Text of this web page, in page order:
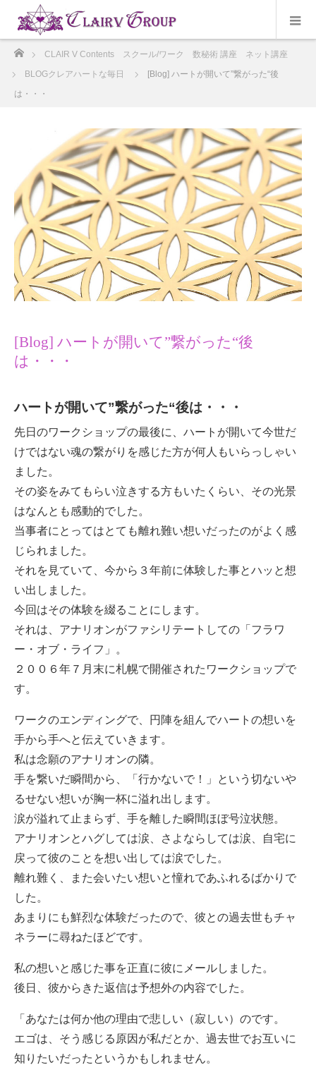
ホーム
CLAIR V Contents スクール/ワーク 数秘術 講座 ネット講座
BLOGクレアハートな毎日
[Blog] ハートが開いて”繋がった“後
は・・・
[Blog] ハートが開いて”繋がった“後
は・・・
ハートが開いて”繋がった“後は・・・
先日のワークショップの最後に、ハートが開いて今世だ
けではない魂の繋がりを感じた方が何人もいらっしゃい
ました。
その姿をみてもらい泣きする方もいたくらい、その光景
はなんとも感動的でした。
当事者にとってはとても離れ難い想いだったのがよく感
じられました。
それを見ていて、今から３年前に体験した事とハッと想
い出しました。
今回はその体験を綴ることにします。
それは、アナリオンがファシリテートしての「フラワ
ー・オブ・ライフ」。
２００６年７月末に札幌で開催されたワークショップで
す。
ワークのエンディングで、円陣を組んでハートの想いを
手から手へと伝えていきます。
私は念願のアナリオンの隣。
手を繋いだ瞬間から、「行かないで！」という切ないや
るせない想いが胸一杯に溢れ出します。
涙が溢れて止まらず、手を離した瞬間ほぼ号泣状態。
アナリオンとハグしては涙、さよならしては涙、自宅に
戻って彼のことを想い出しては涙でした。
離れ難く、また会いたい想いと憧れであふれるばかりで
した。
あまりにも鮮烈な体験だったので、彼との過去世もチャ
ネラーに尋ねたほどです。
私の想いと感じた事を正直に彼にメールしました。
後日、彼からきた返信は予想外の内容でした。
「あなたは何か他の理由で悲しい（寂しい）のです。
エゴは、そう感じる原因が私だとか、過去世でお互いに
知りたいだったというかもしれません。